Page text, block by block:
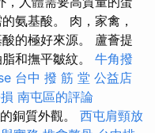
氨基酸。 肉，家禽，
的極好來源。 蘆薈提
和撫平皺紋。 牛角撥
台中 撥 筋 堂 公益店
南屯區的評論
銅質外觀。 西屯肩頸放